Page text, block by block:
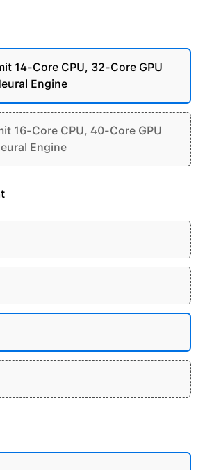
14-Core CPU, 32-Core GPU
Engine
16-Core CPU, 40-Core GPU
Engine